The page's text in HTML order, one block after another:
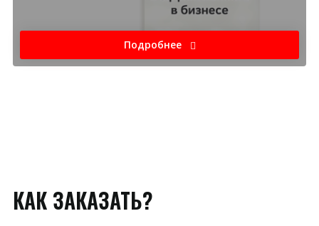
Подробнее
КАК ЗАКАЗАТЬ?